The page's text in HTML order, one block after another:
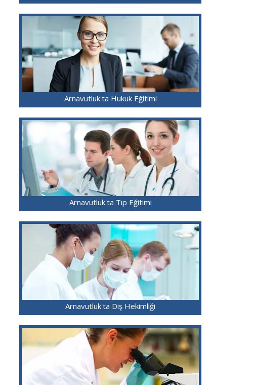
Arnavutluk'ta Hukuk Eğitimi
Arnavutluk'ta Tıp Eğitimi
Arnavutluk'ta Diş Hekimliği